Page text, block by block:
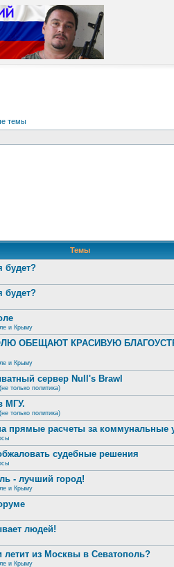
темы
Темы
будет?
будет?
и Крыму
ОБЕЩАЮТ КРАСИВУЮ
и Крыму
сервер Null's Brawl
только политика)
МГУ.
только политика)
прямые расчеты за коммунальные
судебные решения
- лучший город!
и Крыму
людей!
летит из Москвы в Севатополь?
и Крыму